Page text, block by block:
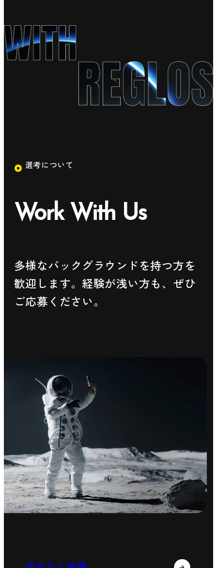
選考について
Work With Us
多様なバックグラウンドを持つ方を
歓迎します。経験が浅い方も、ぜひ
ご応募ください。